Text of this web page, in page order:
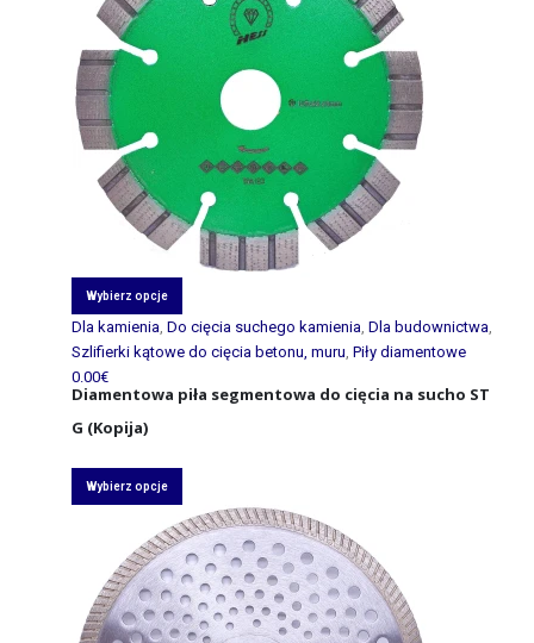
Wybierz opcje
Dla kamienia Do cięcia suchego kamienia Dla budownictwa
Szlifierki kątowe do cięcia betonu, muru Piły diamentowe
0.00€
Diamentowa piła segmentowa do cięcia na sucho ST
G (Kopija)
Wybierz opcje